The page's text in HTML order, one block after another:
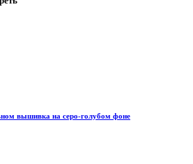
вышивка на серо-голубом фоне